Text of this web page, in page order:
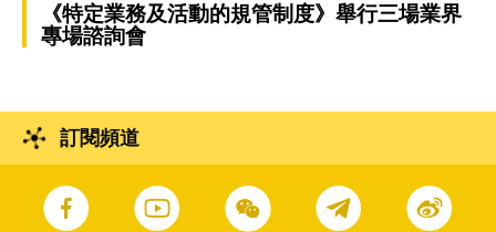
《特定業務及活動的規管制度》舉行三場業界
專場諮詢會
訂閱頻道